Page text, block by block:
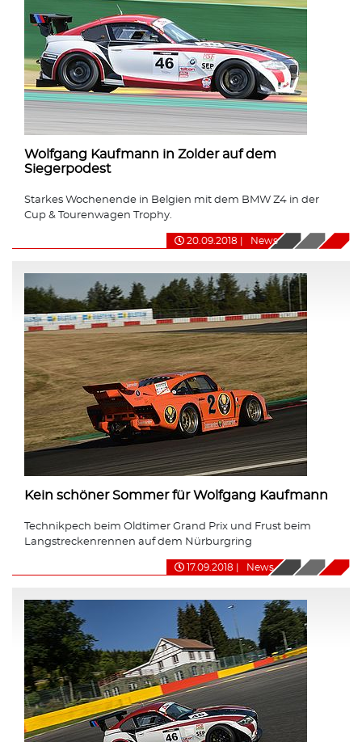
Wolfgang Kaufmann in Zolder auf dem
Siegerpodest
Starkes Wochenende in Belgien mit dem BMW Z4 in der
Cup & Tourenwagen Trophy.
20.09.2018 News
Kein schöner Sommer für Wolfgang Kaufmann
Technikpech beim Oldtimer Grand Prix und Frust beim
Langstreckenrennen auf dem Nürburgring
17.09.2018 News